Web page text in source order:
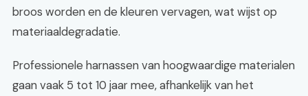
broos worden en de kleuren vervagen, wat wijst op
materiaaldegradatie.
Professionele harnassen van hoogwaardige materialen
gaan vaak 5 tot 10 jaar mee, afhankelijk van het